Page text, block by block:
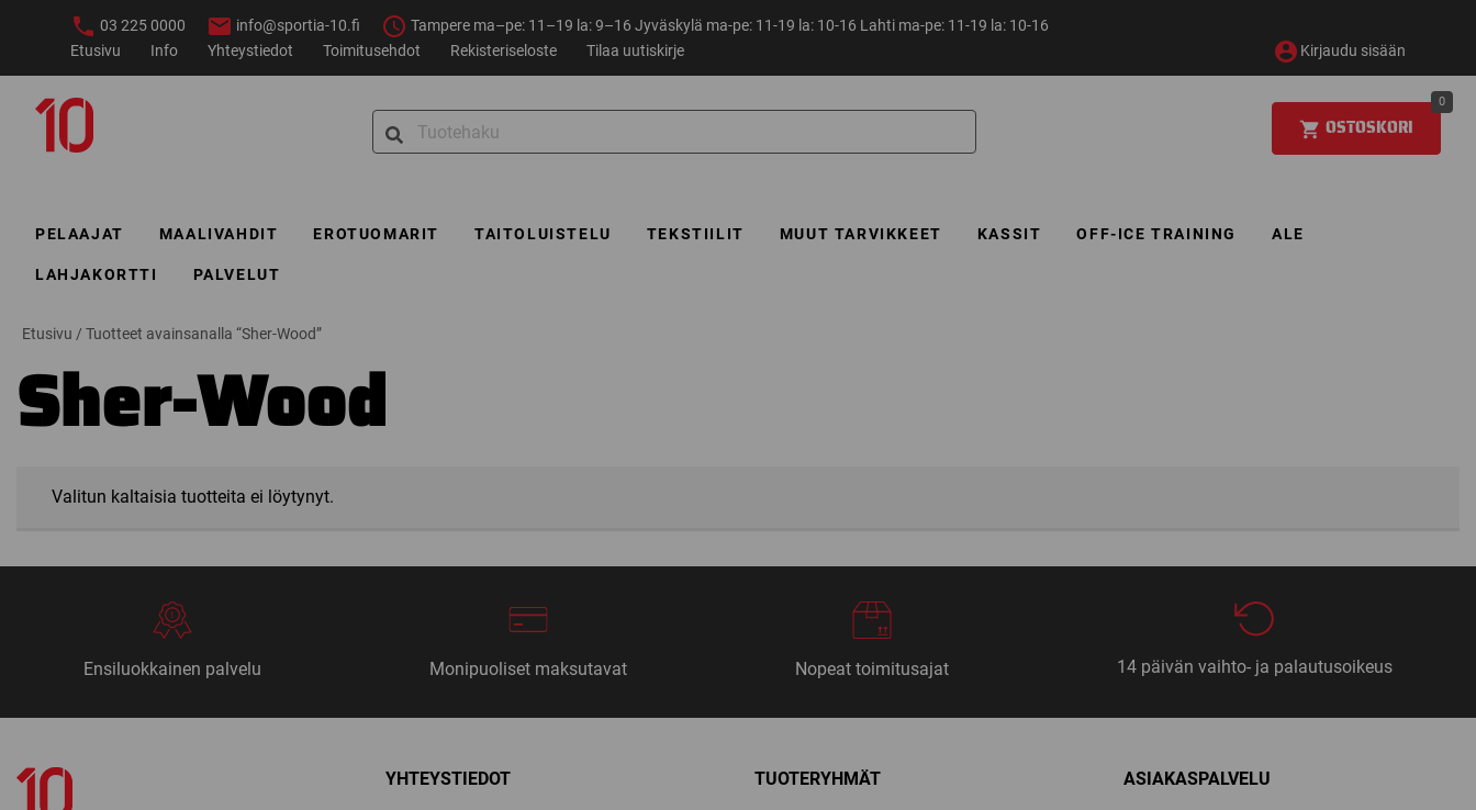
03 225 0000 info@sportia-10.fi
Tampere ma–pe: 11–19 la: 9–16 Jyväskylä ma-pe: 11-19 la: 10-16 Lahti ma-pe: 11-19 la: 10-16
Etusivu
Info Yhteystiedot Toimitusehdot Rekisteriseloste Tilaa uutiskirje Kirjaudu sisään
Search
for:
OSTOSKORI
0
PELAAJAT MAALIVAHDIT EROTUOMARIT TAITOLUISTELU TEKSTIILIT MUUT TARVIKKEET KASSIT OFF-ICE TRAINING ALE
LAHJAKORTTI PALVELUT
Etusivu / Tuotteet avainsanalla “Sher-Wood”
Sher-Wood
Valitun kaltaisia tuotteita ei löytynyt.
Ensiluokkainen palvelu Monipuoliset maksutavat Nopeat toimitusajat 14 päivän vaihto- ja palautusoikeus
YHTEYSTIEDOT TUOTERYHMÄT ASIAKASPALVELU